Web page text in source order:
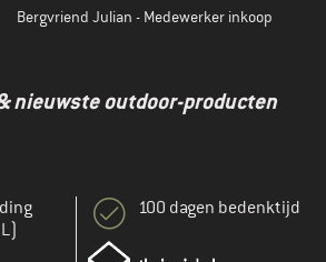
Bergvriend Julian - Medewerker inkoop
nieuwste outdoor-producten
100 dagen bedenktijd